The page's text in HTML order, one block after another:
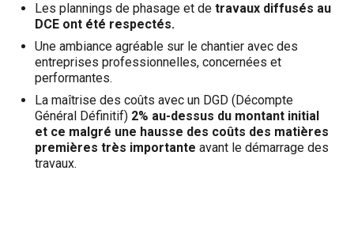
Les plannings de phasage et de travaux diffusés au
DCE ont été respectés.
Une ambiance agréable sur le chantier avec des
entreprises professionnelles, concernées et
performantes.
La maîtrise des coûts avec un DGD (Décompte
Général Définitif) 2% au-dessus du montant initial
et ce malgré une hausse des coûts des matières
premières très importante avant le démarrage des
travaux.